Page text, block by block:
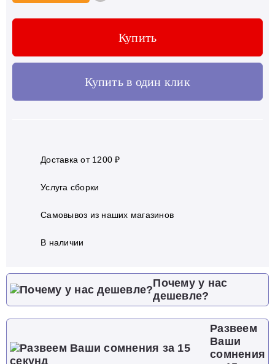
Купить
Купить в один клик
Доставка от 1200 ₽
Услуга сборки
Самовывоз из наших магазинов
В наличии
Почему у нас
дешевле?
Развеем
Ваши
сомнения